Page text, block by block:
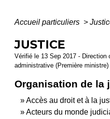
Accueil particuliers >
JUSTICE
Vérifié le 13 Sep 2017 - Direction
administrative (Première ministre)
Organisation de la
Accès au droit et à la
Acteurs du monde